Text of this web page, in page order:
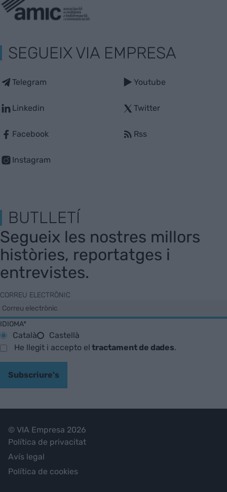
SEGUEIX VIA EMPRESA
Telegram
Linkedin
Facebook
Instagram
Youtube
Twitter
Rss
BUTLLETÍ
Segueix les nostres millors
històries, reportatges i
entrevistes.
CORREU ELECTRÒNIC
IDIOMA*
Català
Castellà
He llegit i accepto eltractament de dades.
Subscriure's
© VIA Empresa 2026
Política de privacitat
Avís legal
Política de cookies